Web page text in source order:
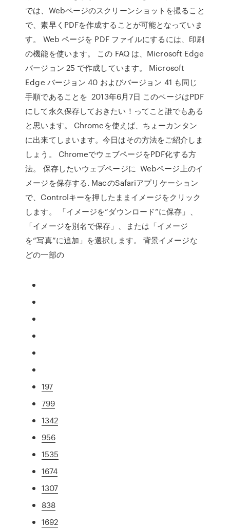
では、Webページのスクリーンショットを撮ること
で、素早くPDFを作成することが可能となっていま
す。 Web ページを PDF ファイルにするには、印刷
の機能を使います。 この FAQ は、Microsoft Edge
バージョン 25 で作成しています。 Microsoft
Edge バージョン 40 およびバージョン 41 も同じ
手順であることを 2013年6月7日 このページはPDF
にして永久保存しておきたい！ってこと誰でもある
と思います。 Chromeを使えば、ちょーカンタン
に出来てしまいます。今日はその方法をご紹介しま
しょう。 ChromeでウェブページをPDF化する方
法。 保存したいウェブページに Webページ上のイ
メージを保存する. MacのSafariアプリケーション
で、Controlキーを押したままイメージをクリック
します。 「イメージを“ダウンロード”に保存」、
「イメージを別名で保存」、または「イメージ
を“写真”に追加」を選択します。 背景イメージな
どの一部の
197
799
1342
956
1535
1674
1307
838
1692